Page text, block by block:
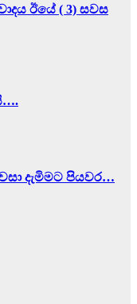
ඊයේ ( 3) සවස
දැමිමට පියවර…